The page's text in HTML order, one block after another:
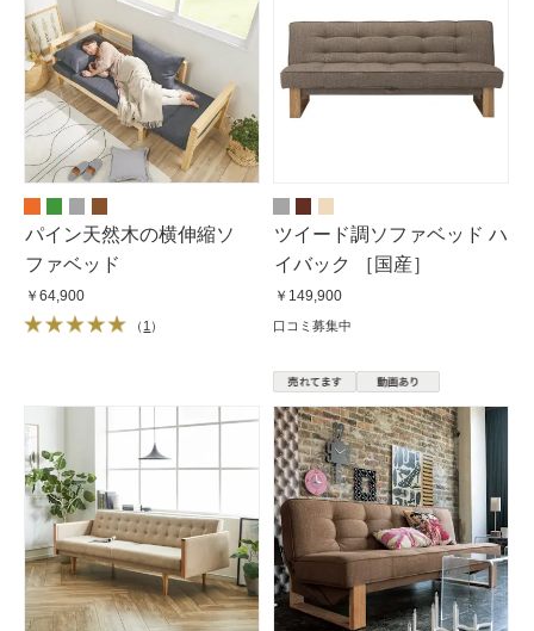
パイン天然木の横伸縮ソ
ファベッド
￥64,900
（ 1 ）
ツイード調ソファベッド ハ
イバック ［国産］
￥149,900
口コミ募集中